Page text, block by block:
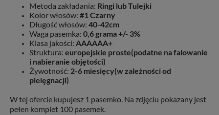
Metoda zakładania: Ringi lub Tulejki
Kolor włosów: #1 Czarny
Długość włosów: 40-42cm
Waga pasemka: 0,6 grama +/- 3%
Klasa jakości: AAAAAA+
Struktura: europejskie proste(podatne na falowanie
i nabieranie objętości)
Żywotność: 2-6 miesięcy(w zależności od
pielęgnacji)
W tej ofercie kupujesz 1 pasemko. Na zdjęciu pokazany jest
pełen komplet 100 pasemek.